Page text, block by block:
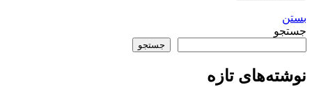
بستن
جستجو
جستجو
نوشته‌های تازه